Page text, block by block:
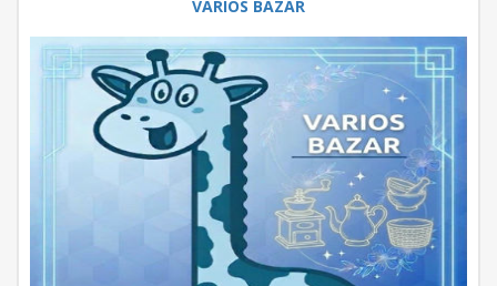
VARIOS BAZAR